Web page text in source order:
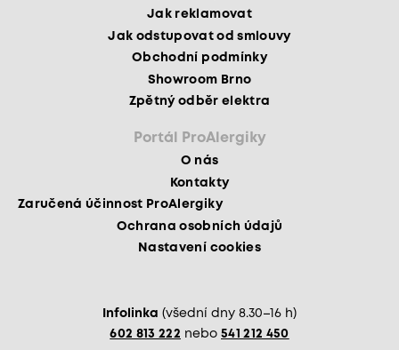
Jak reklamovat
Jak odstupovat od smlouvy
Obchodní podmínky
Showroom Brno
Zpětný odběr elektra
Portál ProAlergiky
O nás
Kontakty
Zaručená účinnost ProAlergiky
Ochrana osobních údajů
Nastavení cookies
Infolinka (všední dny 8.30–16 h)
602 813 222 nebo 541 212 450